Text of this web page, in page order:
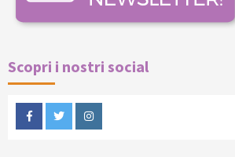
Scopri i nostri social
FacebookTwitterInstagram